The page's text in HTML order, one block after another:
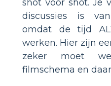
shot voor shot. Je
discussies is
omdat de tijd
werken. Hier zijn
zeker moet
filmschema en